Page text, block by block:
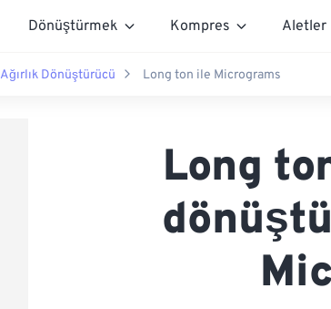
Dönüştürmek Kompres Aletler
Ağırlık Dönüştürücü Long ton ile Micrograms
Long